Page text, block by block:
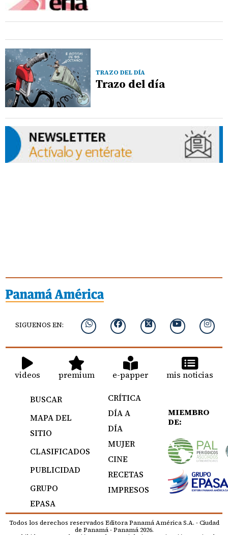
TRAZO DEL DÍA
Trazo del día
SIGUENOS EN:
videos premium e-papper mis noticias
BUSCAR
MAPA DEL
SITIO
CLASIFICADOS
PUBLICIDAD
GRUPO
EPASA
CRÍTICA
DÍA A
DÍA
MUJER
CINE
RECETAS
IMPRESOS
MIEMBRO
DE:
Todos los derechos reservados Editora Panamá América S.A. - Ciudad
de Panamá - Panamá 2026.